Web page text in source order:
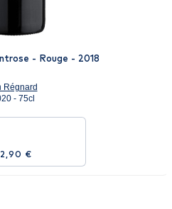
- Rouge - 2018
Régnard
- 75cl
€